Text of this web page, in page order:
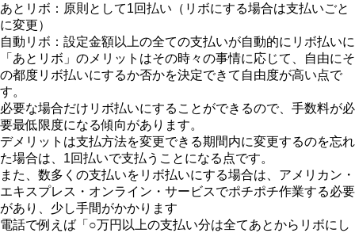
あとリボ：原則として1回払い（リボにする場合は支払いごと
に変更）
自動リボ：設定金額以上の全ての支払いが自動的にリボ払いに
「あとリボ」のメリットはその時々の事情に応じて、自由にそ
の都度リボ払いにするか否かを決定できて自由度が高い点で
す。
必要な場合だけリボ払いにすることができるので、手数料が必
要最低限度になる傾向があります。
デメリットは支払方法を変更できる期間内に変更するのを忘れ
た場合は、1回払いで支払うことになる点です。
また、数多くの支払いをリボ払いにする場合は、アメリカン・
エキスプレス・オンライン・サービスでポチポチ作業する必要
があり、少し手間がかかります
電話で例えば「○万円以上の支払い分は全てあとからリボにし